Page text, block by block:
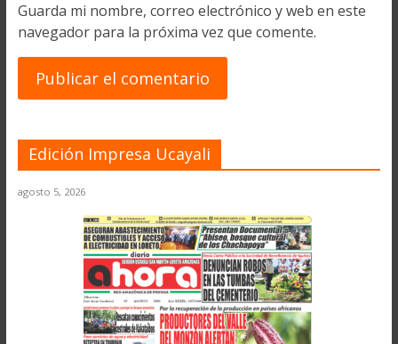
Guarda mi nombre, correo electrónico y web en este
navegador para la próxima vez que comente.
Edición Impresa Ucayali
agosto 5, 2026